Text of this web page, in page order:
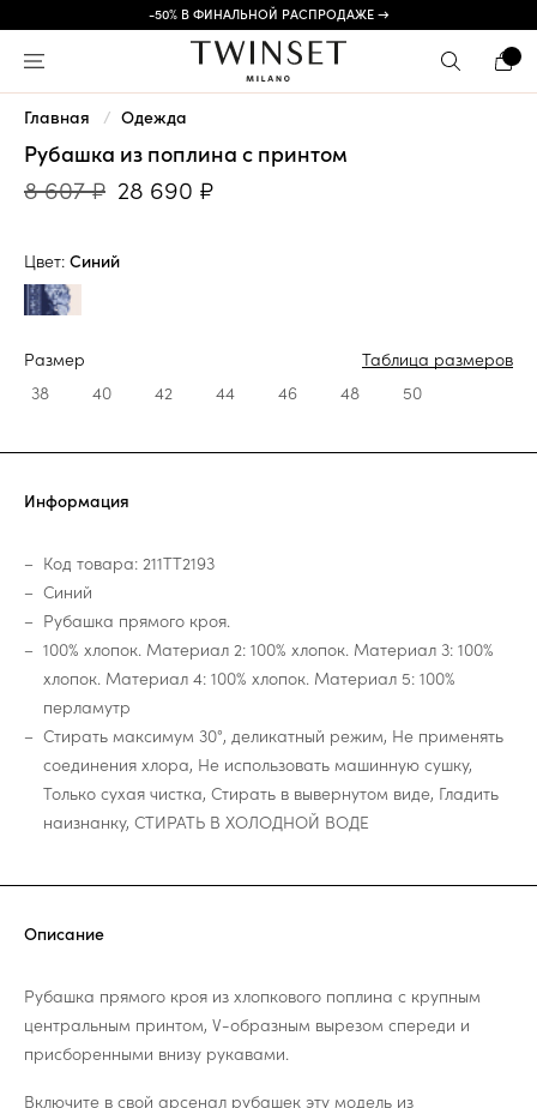
-50% В ФИНАЛЬНОЙ РАСПРОДАЖЕ →
Главная Одежда
Рубашка из поплина с принтом
8 607 ₽ 28 690 ₽
Цвет: Синий
Размер
Таблица размеров
38
40 42 44 46 48 50
Информация
Код товара: 211TT2193
Синий
Рубашка прямого кроя.
100% хлопок. Материал 2: 100% хлопок. Материал 3: 100%
хлопок. Материал 4: 100% хлопок. Материал 5: 100%
перламутр
Стирать максимум 30°, деликатный режим, Не применять
соединения хлора, Не использовать машинную сушку,
Только сухая чистка, Стирать в вывернутом виде, Гладить
наизнанку, СТИРАТЬ В ХОЛОДНОЙ ВОДЕ
Описание
Рубашка прямого кроя из хлопкового поплина с крупным
центральным принтом, V-образным вырезом спереди и
присборенными внизу рукавами.
Включите в свой арсенал рубашек эту модель из